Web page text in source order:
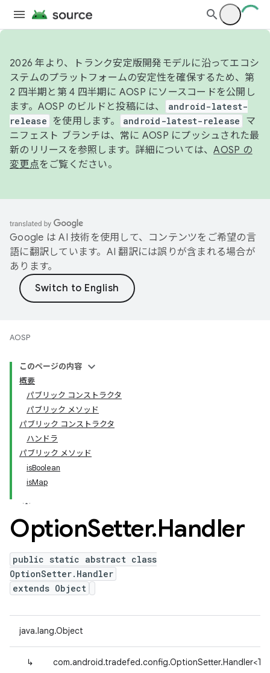
2026 年より、トランク安定版開発モデルに沿ってエコシ
ステムのプラットフォームの安定性を確保するため、第
2 四半期と第 4 四半期に AOSP にソースコードを公開し
ます。AOSP のビルドと投稿には、
android-latest-
release
を使用します。 android-latest-release
マ
ニフェスト ブランチは、常に AOSP にプッシュされた最
新のリリースを参照します。詳細については、AOSP の
変更点をご覧ください。
Google は AI 技術を使用して、コンテンツをご希望の言
語に翻訳しています。AI 翻訳には誤りが含まれる場合が
あります。
AOSP
このページの内容
概要
パブリック コンストラクタ
パブリック メソッド
パブリック コンストラクタ
ハンドラ
パブリック メソッド
isBoolean
isMap
OptionSetter.Handler
public static abstract class
OptionSetter.Handler
extends Object
java.lang.Object
↳ com.android.tradefed.config.OptionSetter.Handler<T>